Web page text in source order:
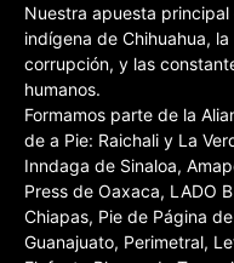
Nuestra apuesta
indígena de Chihuahua,
corrupción, y las
humanos.
Formamos parte de la
de a Pie: Raichali y La
Inndaga de Sinaloa,
Press de Oaxaca, LADO
Chiapas, Pie de Página
Guanajuato, Perimetral,